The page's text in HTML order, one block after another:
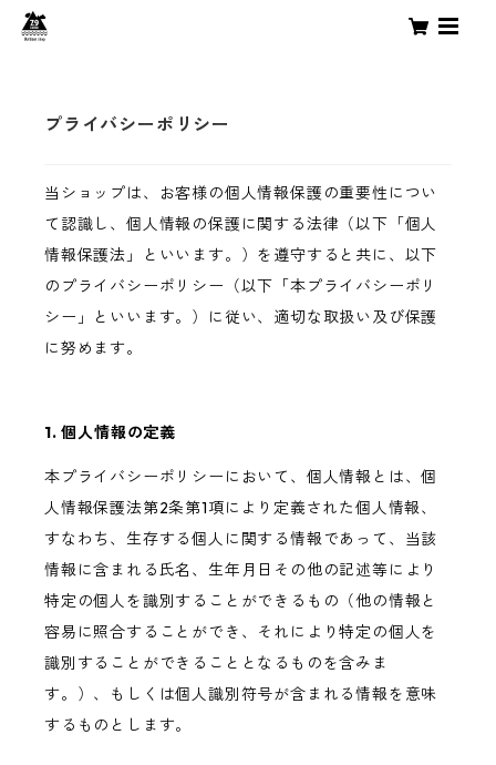
プライバシーポリシー
当ショップは、お客様の個人情報保護の重要性につい
て認識し、個人情報の保護に関する法律（以下「個人
情報保護法」といいます。）を遵守すると共に、以下
のプライバシーポリシー（以下「本プライバシーポリ
シー」といいます。）に従い、適切な取扱い及び保護
に努めます。
1. 個人情報の定義
本プライバシーポリシーにおいて、個人情報とは、個
人情報保護法第2条第1項により定義された個人情報、
すなわち、生存する個人に関する情報であって、当該
情報に含まれる氏名、生年月日その他の記述等により
特定の個人を識別することができるもの（他の情報と
容易に照合することができ、それにより特定の個人を
識別することができることとなるものを含みま
す。）、もしくは個人識別符号が含まれる情報を意味
するものとします。